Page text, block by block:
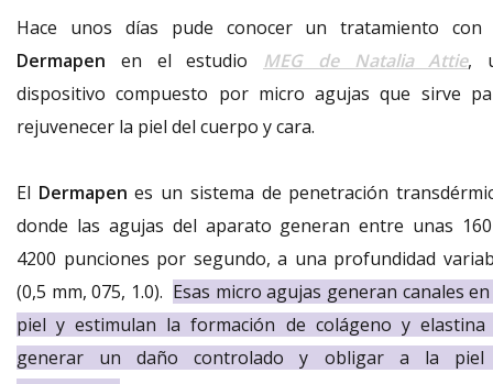
Hace unos días pude conocer un tratamiento con
Dermapen en el estudio MEG de Natalia Attie,
dispositivo compuesto por micro agujas que sirve
rejuvenecer la piel del cuerpo y cara.
El Dermapen es un sistema de penetración
donde las agujas del aparato generan entre unas
4200 punciones por segundo, a una profundidad
(0,5 mm, 075, 1.0). Esas micro agujas generan canales
piel y estimulan la formación de colágeno y elastina
generar un daño controlado y obligar a la